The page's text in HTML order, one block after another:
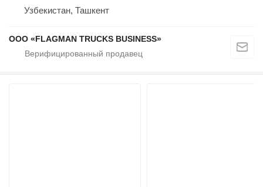
Узбекистан, Ташкент
ООО «FLAGMAN TRUCKS BUSINESS»